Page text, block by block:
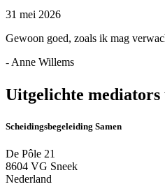
31 mei 2026
Gewoon goed, zoals ik mag
- Anne Willems
Uitgelichte
Scheidingsbegeleiding Samen
De Pôle 21
8604 VG Sneek
Nederland